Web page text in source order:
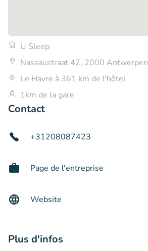
U Sleep
Nassaustraat 42, 2000 Antwerpen
Le Havre à 361 km de l'hôtel
1km de la gare
Contact
+31208087423
Page de l'entreprise
Website
Plus d'infos